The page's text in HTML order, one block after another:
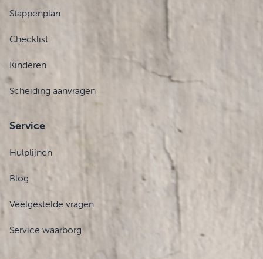
Stappenplan
Checklist
Kinderen
Scheiding aanvragen
Service
Hulplijnen
Blog
Veelgestelde vragen
Service waarborg